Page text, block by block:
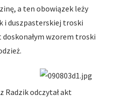
a ten obowiązek leży
i duszpasterskiej troski
doskonałym wzorem troski
Radzik odczytał akt